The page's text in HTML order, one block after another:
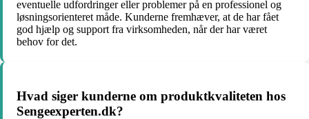
eventuelle udfordringer eller problemer på en professionel og
løsningsorienteret måde. Kunderne fremhæver, at de har fået
god hjælp og support fra virksomheden, når der har været
behov for det.
Hvad siger kunderne om produktkvaliteten hos
Sengeexperten.dk?